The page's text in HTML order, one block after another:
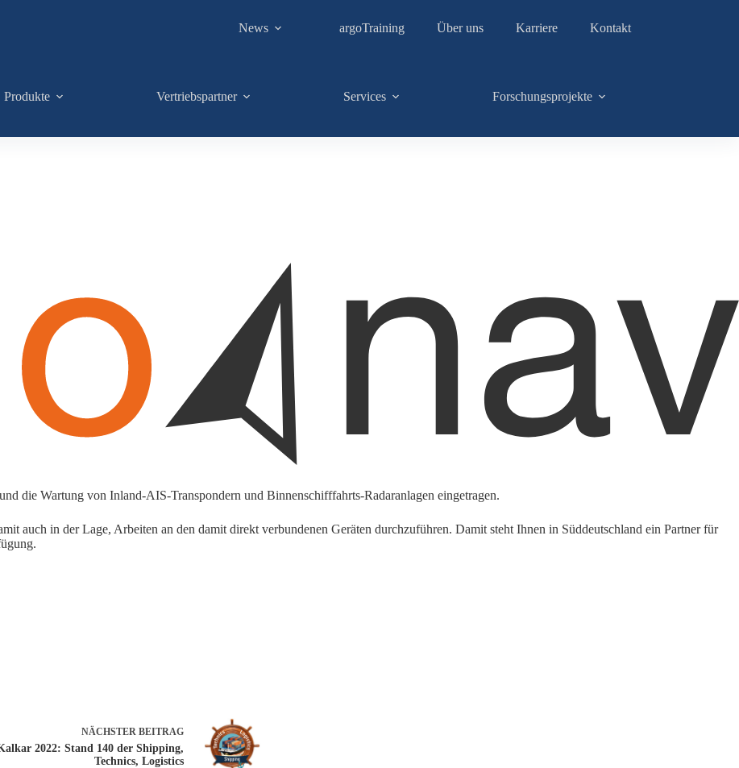
News argoTraining Über uns Karriere Kontakt
Produkte Vertriebspartner Services Forschungsprojekte
die Wartung von Inland-AIS-Transpondern und Binnenschifffahrts-Radaranlagen eingetragen.
auch in der Lage, Arbeiten an den damit direkt verbundenen Geräten durchzuführen. Damit steht Ihnen in Süddeutschland ein Partner für
NÄCHSTER BEITRAG
2022: Stand 140 der Shipping,
Technics, Logistics